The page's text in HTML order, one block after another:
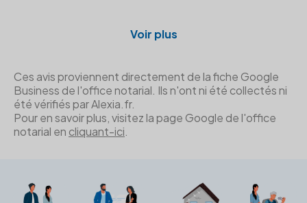
Voir plus
Ces avis proviennent directement de la fiche Google
Business de l'office notarial. Ils n'ont ni été collectés ni
été vérifiés par Alexia.fr.
Pour en savoir plus, visitez la page Google de l'office
notarial en cliquant-ici.